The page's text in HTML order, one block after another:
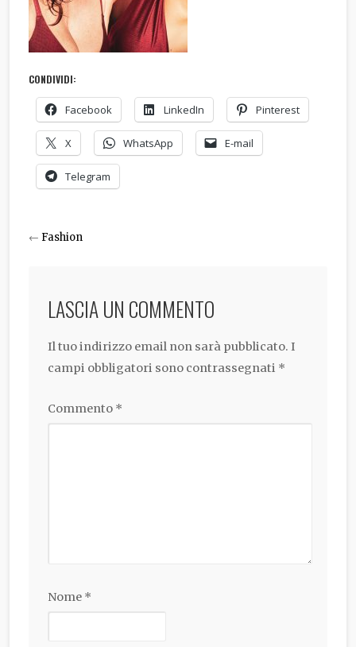
CONDIVIDI:
Facebook LinkedIn Pinterest
X WhatsApp E-mail
Telegram
← Fashion
LASCIA UN COMMENTO
Il tuo indirizzo email non sarà pubblicato. I
campi obbligatori sono contrassegnati *
Commento *
Nome *